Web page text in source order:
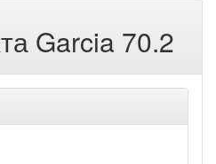
Garcia 70.2